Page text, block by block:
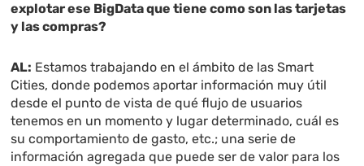
explotar ese BigData que tiene como son las tarjetas
y las compras?
AL: Estamos trabajando en el ámbito de las Smart
Cities, donde podemos aportar información muy útil
desde el punto de vista de qué flujo de usuarios
tenemos en un momento y lugar determinado, cuál es
su comportamiento de gasto, etc.; una serie de
información agregada que puede ser de valor para los